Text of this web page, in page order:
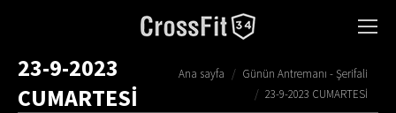
23-9-2023
CUMARTESİ
You are here:
Ana sayfa
Günün Antremanı - Şerifali
23-9-2023 CUMARTESİ